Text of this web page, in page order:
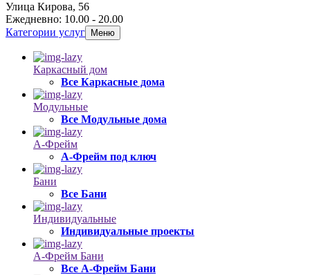
Улица Кирова, 56
Ежедневно: 10.00 - 20.00
Категории услуг
Меню
Каркасный дом
Все Каркасные дома
Модульные
Все Модульные дома
А-Фрейм
А-Фрейм под ключ
Бани
Все Бани
Индивидуальные
Индивидуальные проекты
А-Фрейм Бани
Все А-Фрейм Бани